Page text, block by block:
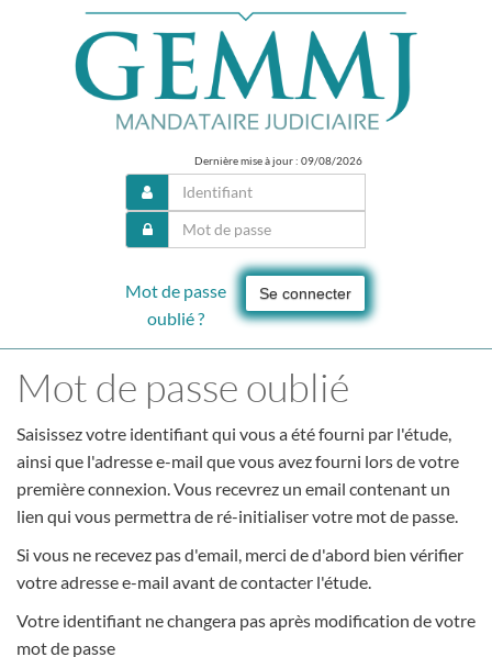
Dernière mise à jour : 09/08/2026
Se connecter
Mot de passe
oublié ?
Mot de passe oublié
Saisissez votre identifiant qui vous a été fourni par l'étude,
ainsi que l'adresse e-mail que vous avez fourni lors de votre
première connexion. Vous recevrez un email contenant un
lien qui vous permettra de ré-initialiser votre mot de passe.
Si vous ne recevez pas d'email, merci de d'abord bien vérifier
votre adresse e-mail avant de contacter l'étude.
Votre identifiant ne changera pas après modification de votre
mot de passe